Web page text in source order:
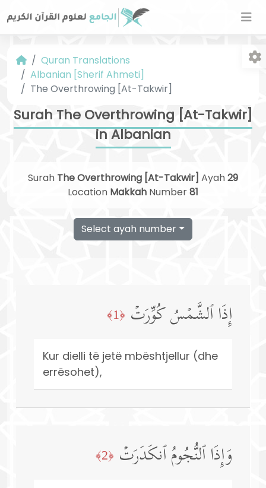
Quran Translations
Albanian [Sherif Ahmeti]
The Overthrowing [At-Takwir]
Surah The Overthrowing [At-Takwir]
in Albanian
Surah The Overthrowing [At-Takwir] Ayah29
Location Makkah Number81
Select ayah number
إِذَا ٱلشَّمۡسُ كُوِّرَتۡ ﴿1﴾
Kur dielli të jetë mbështjellur (dhe
errësohet),
وَإِذَا ٱلنُّجُومُ ٱنكَدَرَتۡ ﴿2﴾